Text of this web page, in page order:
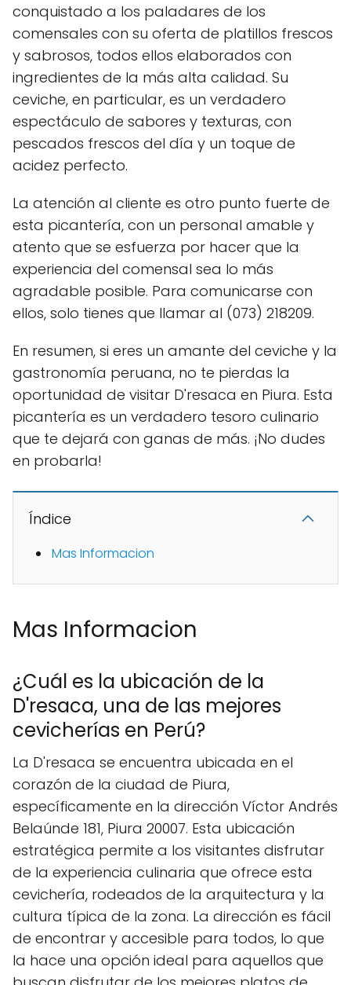
conquistado a los paladares de los
comensales con su oferta de platillos frescos
y sabrosos, todos ellos elaborados con
ingredientes de la más alta calidad. Su
ceviche, en particular, es un verdadero
espectáculo de sabores y texturas, con
pescados frescos del día y un toque de
acidez perfecto.
La atención al cliente es otro punto fuerte de
esta picantería, con un personal amable y
atento que se esfuerza por hacer que la
experiencia del comensal sea lo más
agradable posible. Para comunicarse con
ellos, solo tienes que llamar al (073) 218209.
En resumen, si eres un amante del ceviche y la
gastronomía peruana, no te pierdas la
oportunidad de visitar D'resaca en Piura. Esta
picantería es un verdadero tesoro culinario
que te dejará con ganas de más. ¡No dudes
en probarla!
Índice
Mas Informacion
Mas Informacion
¿Cuál es la ubicación de la
D'resaca, una de las mejores
cevicherías en Perú?
La D'resaca se encuentra ubicada en el
corazón de la ciudad de Piura,
específicamente en la dirección Víctor Andrés
Belaúnde 181, Piura 20007. Esta ubicación
estratégica permite a los visitantes disfrutar
de la experiencia culinaria que ofrece esta
cevichería, rodeados de la arquitectura y la
cultura típica de la zona. La dirección es fácil
de encontrar y accesible para todos, lo que
la hace una opción ideal para aquellos que